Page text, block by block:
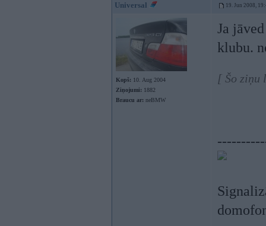
Universal 19. Jun 2008,
Kopš: 10. Aug 2004
Ziņojumi: 1882
Braucu ar: neBMW
Ja
klubu.
[ Šo ziņu